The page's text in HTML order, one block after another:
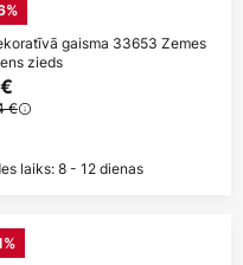
gaisma 33653 Zemes
zieds
€
laiks: 8 - 12 dienas